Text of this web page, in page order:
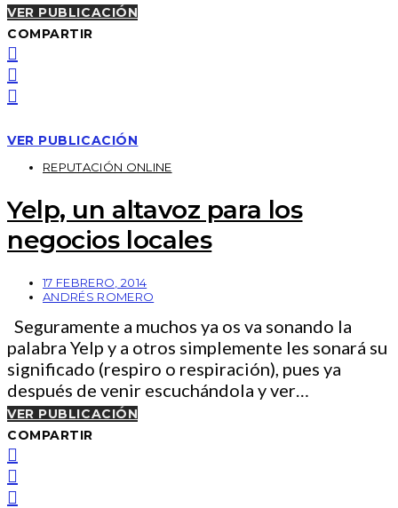
VER PUBLICACIÓN
COMPARTIR
VER PUBLICACIÓN
REPUTACIÓN ONLINE
Yelp, un altavoz para los
negocios locales
17 FEBRERO, 2014
ANDRÉS ROMERO
Seguramente a muchos ya os va sonando la
palabra Yelp y a otros simplemente les sonará su
significado (respiro o respiración), pues ya
después de venir escuchándola y ver…
VER PUBLICACIÓN
COMPARTIR